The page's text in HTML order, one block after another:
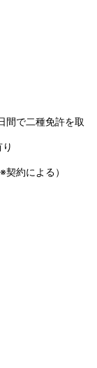
間で二種免許を取
約による）